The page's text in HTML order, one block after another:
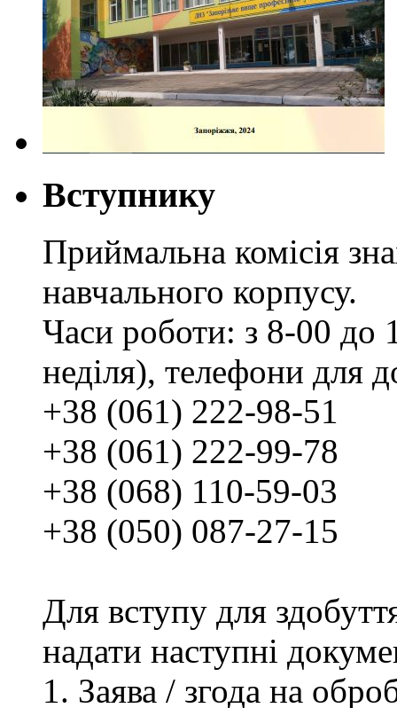
Вступнику
Приймальна комісія
навчального корпусу.
Часи роботи: з 8-00 до
неділя), телефони для
+38 (061) 222-98-51
+38 (061) 222-99-78
+38 (068) 110-59-03
+38 (050) 087-27-15
Для вступу для
надати наступні
Заява / згода на